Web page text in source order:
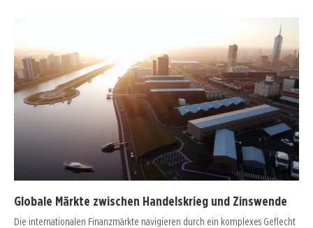
Globale Märkte zwischen Handelskrieg und Zinswende
Die internationalen Finanzmärkte navigieren durch ein komplexes Geflecht